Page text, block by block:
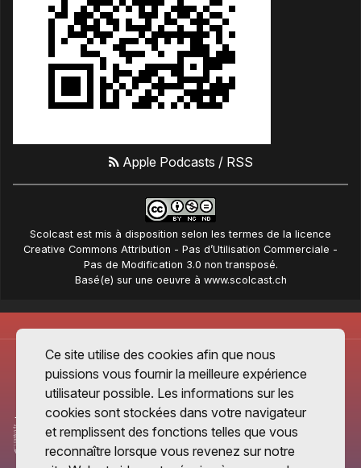
Apple Podcasts / RSS
Scolcast est mis à disposition selon les termes de la licence
Creative Commons Attribution - Pas d’Utilisation Commerciale -
Pas de Modification 3.0 non transposé.
Basé(e) sur une oeuvre à www.scolcast.ch
Ce site utilise des cookies afin que nous
puissions vous fournir la meilleure expérience
utilisateur possible. Les informations sur les
cookies sont stockées dans votre navigateur
et remplissent des fonctions telles que vous
reconnaître lorsque vous revenez sur notre